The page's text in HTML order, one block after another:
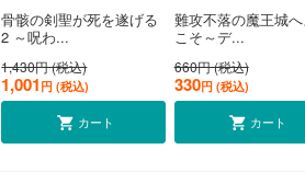
骨骸の剣聖が死を遂げる
2 ～呪わ...
1,430円 (税込)
1,001 円 (税込)
カート
難攻不落の魔王城
こそ～デ...
660円 (税込)
330円 (税込)
カート